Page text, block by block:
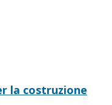
la costruzione